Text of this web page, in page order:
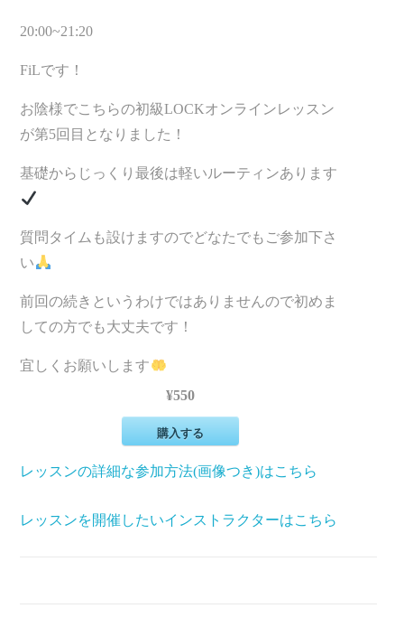
20:00~21:20
FiLです！
お陰様でこちらの初級LOCKオンラインレッスン
が第5回目となりました！
基礎からじっくり最後は軽いルーティンあります
質問タイムも設けますのでどなたでもご参加下さ
い
前回の続きというわけではありませんので初めま
しての方でも大丈夫です！
宜しくお願いします
¥550
購入する
レッスンの詳細な参加方法(画像つき)はこちら
レッスンを開催したいインストラクターはこちら